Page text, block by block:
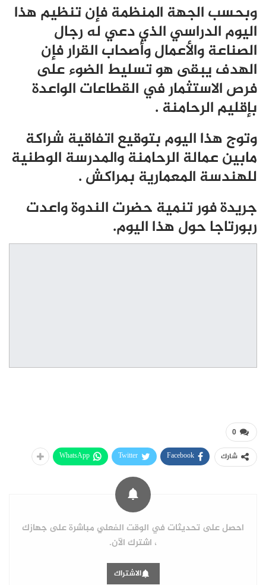
وبحسب الجهة المنظمة فإن تنظيم هذا
اليوم الدراسي الذي دعي له رجال
الصناعة والأعمال وأصحاب القرار فإن
الهدف يبقى هو تسليط الضوء على
فرص الاستثمار في القطاعات الواعدة
بإقليم الرحامنة .
وتوج هذا اليوم بتوقيع اتفاقية شراكة
مابين عمالة الرحامنة والمدرسة الوطنية
للهندسة المعمارية بمراكش .
جريدة فور تنمية حضرت الندوة واعدت
ربورتاجا حول هذا اليوم.
0
شارك Facebook
Twitter
WhatsApp
احصل على تحديثات في الوقت الفعلي مباشرة على جهازك
، اشترك الآن.
الاشتراك